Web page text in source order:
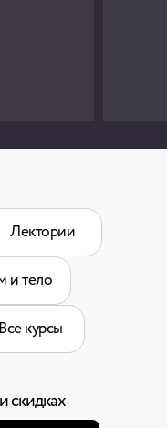
и тело
Лектории
скидках
Все курсы